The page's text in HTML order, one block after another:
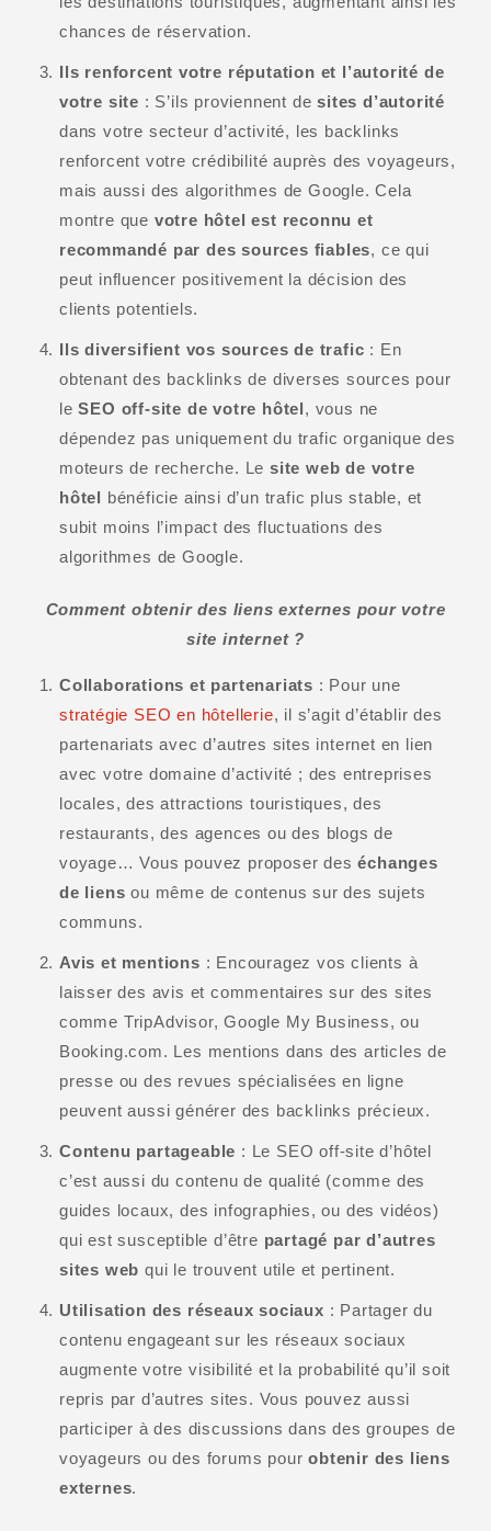
chances de réservation.
Ils renforcent votre réputation et l’autorité de
votre site : S’ils proviennent desites d’autorité
dans votre secteur d’activité, les backlinks
renforcent votre crédibilité auprès des voyageurs,
mais aussi des algorithmes de Google. Cela
montre que votre hôtel est reconnu et
recommandé par des sources fiables, ce qui
peut influencer positivement la décision des
clients potentiels.
Ils diversifient vos sources de trafic : En
obtenant des backlinks de diverses sources pour
leSEO off-site de votre hôtel, vous ne
dépendez pas uniquement du trafic organique des
moteurs de recherche. Lesite web de votre
hôtel bénéficie ainsi d’un trafic plus stable, et
subit moins l’impact des fluctuations des
algorithmes de Google.
Comment obtenir des liens externes pour votre
site internet ?
Collaborations et partenariats : Pour une
stratégie SEO en hôtellerie, il s’agit d’établir des
partenariats avec d’autres sites internet en lien
avec votre domaine d’activité ; des entreprises
locales, des attractions touristiques, des
restaurants, des agences ou des blogs de
voyage… Vous pouvez proposer deséchanges
de liens ou même de contenus sur des sujets
communs.
Avis et mentions : Encouragez vos clients à
laisser des avis et commentaires sur des sites
comme TripAdvisor, Google My Business, ou
Booking.com. Les mentions dans des articles de
presse ou des revues spécialisées en ligne
peuvent aussi générer des backlinks précieux.
Contenu partageable : Le SEO off-site d’hôtel
c’est aussi du contenu de qualité (comme des
guides locaux, des infographies, ou des vidéos)
qui est susceptible d’être partagé par d’autres
sites web qui le trouvent utile et pertinent.
Utilisation des réseaux sociaux : Partager du
contenu engageant sur les réseaux sociaux
augmente votre visibilité et la probabilité qu’il soit
repris par d’autres sites. Vous pouvez aussi
participer à des discussions dans des groupes de
voyageurs ou des forums pourobtenir des liens
externes.